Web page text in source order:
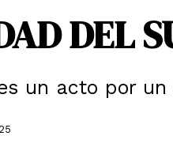
DEL
un acto por